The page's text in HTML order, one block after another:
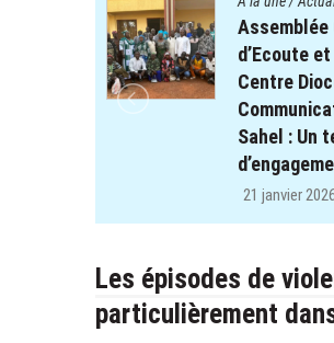
Quatre
enfants des
projet
chemin de
régions de
29 décembre
Les épisodes de
particulièrement